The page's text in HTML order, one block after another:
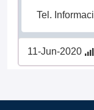
Tel.
11-Jun-2020